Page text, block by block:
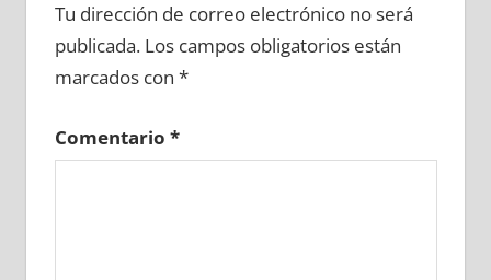
Tu dirección de correo electrónico no será
publicada. Los campos obligatorios están
marcados con *
Comentario *